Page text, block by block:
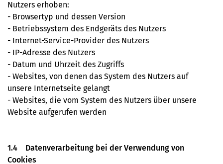
Nutzers erhoben:
- Browsertyp und dessen Version
- Betriebssystem des Endgeräts des Nutzers
- Internet-Service-Provider des Nutzers
- IP-Adresse des Nutzers
- Datum und Uhrzeit des Zugriffs
- Websites, von denen das System des Nutzers auf
unsere Internetseite gelangt
- Websites, die vom System des Nutzers über unsere
Website aufgerufen werden
1.4 Datenverarbeitung bei der Verwendung von
Cookies